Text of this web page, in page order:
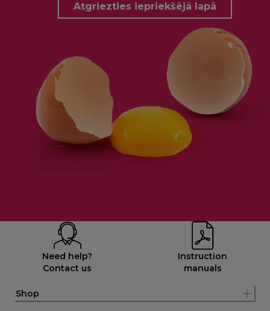
Atgriezties iepriekšējā lapā
Need help?
Contact us
Instruction
manuals
Shop